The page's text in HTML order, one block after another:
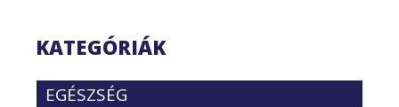
KATEGÓRIÁK
EGÉSZSÉG